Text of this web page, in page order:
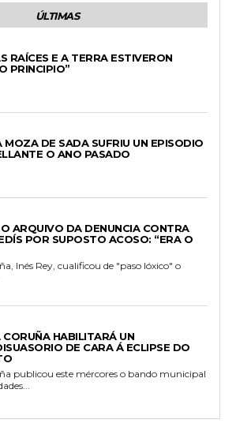
ÚLTIMAS
RAÍCES E A TERRA ESTIVERON
PRINCIPIO”
MOZA DE SADA SUFRIU UN EPISODIO
O ANO PASADO
O ARQUIVO DA DENUNCIA CONTRA
POR SUPOSTO ACOSO: “ERA O
Inés Rey, cualificou de "paso lóxico" o
HABILITARÁ UN
DE CARA Á ECLIPSE DO
publicou este mércores o bando municipal